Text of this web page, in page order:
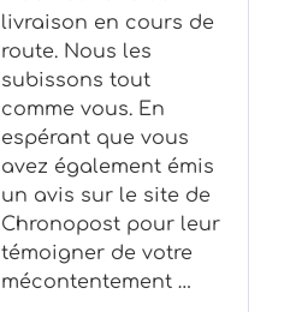
livraison en cours de
route. Nous les
subissons tout
comme vous. En
espérant que vous
avez également émis
un avis sur le site de
Chronopost pour leur
témoigner de votre
mécontentement …